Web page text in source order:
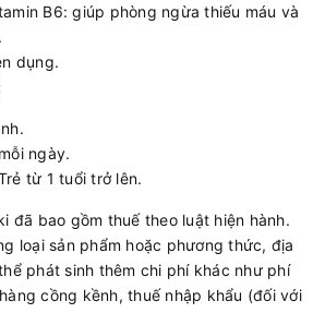
B6: giúp phòng ngừa thiếu máu và
dụng.
ngày.
từ 1 tuổi trở lên.
đã bao gồm thuế theo luật hiện hành.
loại sản phẩm hoặc phương thức, địa
phát sinh thêm chi phí khác như phí
cồng kềnh, thuế nhập khẩu (đối với